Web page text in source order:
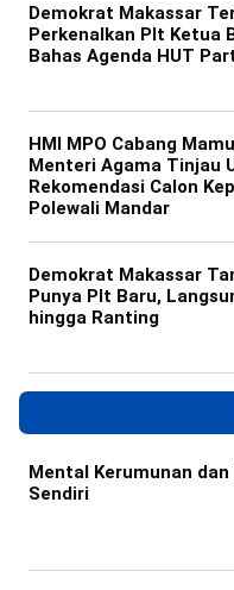
Demokrat Makassar
Perkenalkan Plt Ketua
Bahas Agenda HUT
HMI MPO Cabang
Menteri Agama Tinjau
Rekomendasi Calon
Polewali Mandar
Demokrat Makassar
Punya Plt Baru,
hingga Ranting
Mental Kerumunan dan
Sendiri